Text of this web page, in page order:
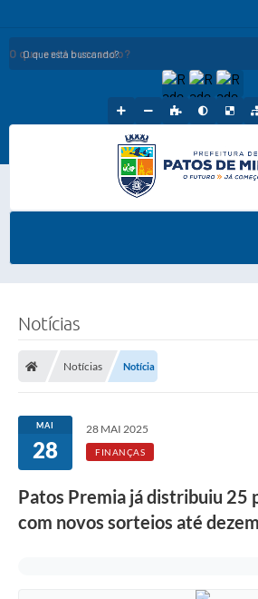
O que está buscando?
Notícias
Notícias Notícia
MAI
28
28 MAI 2025
FINANÇAS
Patos Premia já distribuiu 25
com novos sorteios até